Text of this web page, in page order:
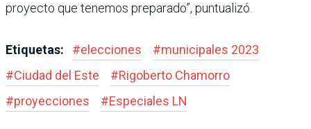
proyecto que tenemos preparado”, puntualizó.
Etiquetas: #elecciones #municipales 2023
#Ciudad del Este #Rigoberto Chamorro
#proyecciones #Especiales LN